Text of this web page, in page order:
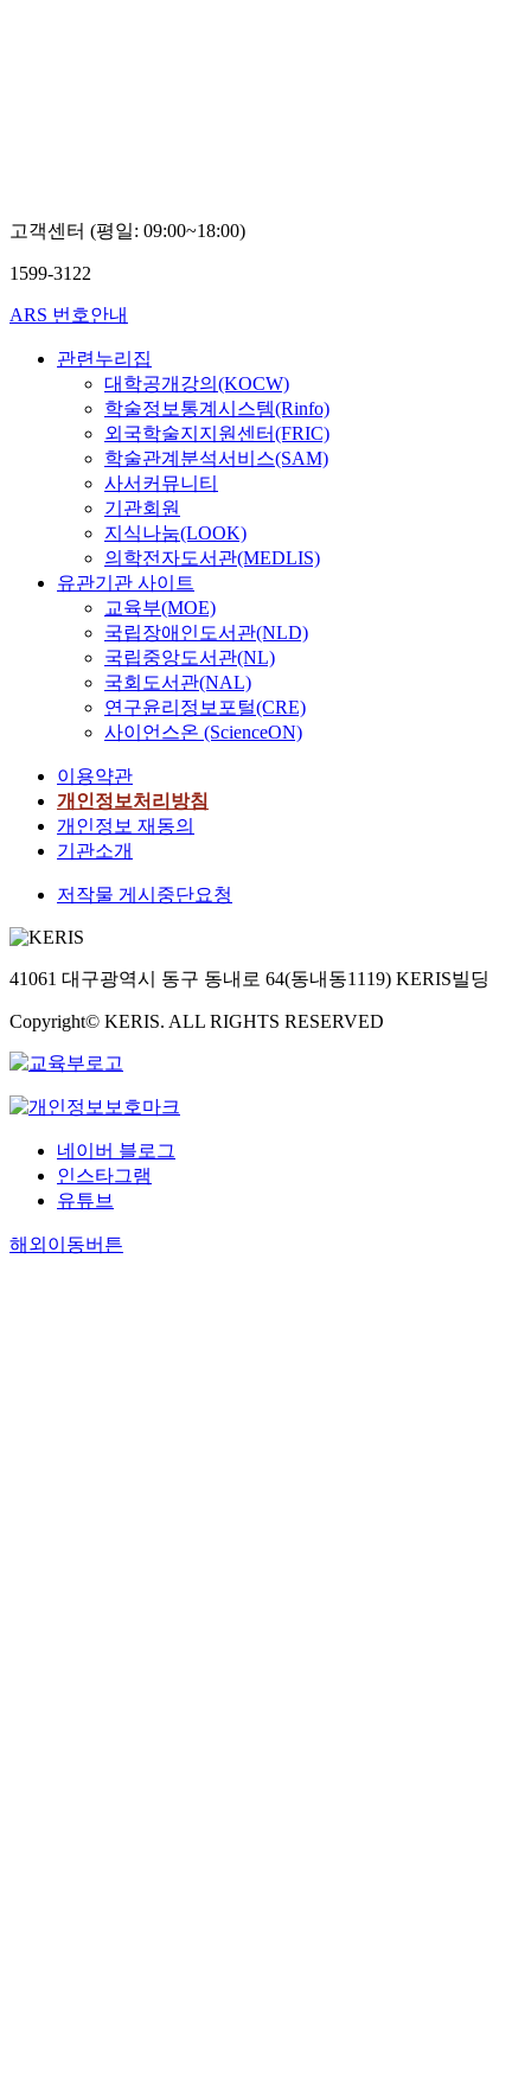
고객센터 (평일: 09:00~18:00)
1599-3122
ARS 번호안내
관련누리집
대학공개강의(KOCW)
학술정보통계시스템(Rinfo)
외국학술지지원센터(FRIC)
학술관계분석서비스(SAM)
사서커뮤니티
기관회원
지식나눔(LOOK)
의학전자도서관(MEDLIS)
유관기관 사이트
교육부(MOE)
국립장애인도서관(NLD)
국립중앙도서관(NL)
국회도서관(NAL)
연구윤리정보포털(CRE)
사이언스온 (ScienceON)
이용약관
개인정보처리방침
개인정보 재동의
기관소개
저작물 게시중단요청
41061 대구광역시 동구 동내로 64(동내동1119) KERIS빌딩
Copyright© KERIS. ALL RIGHTS RESERVED
네이버 블로그
인스타그램
유튜브
해외이동버튼